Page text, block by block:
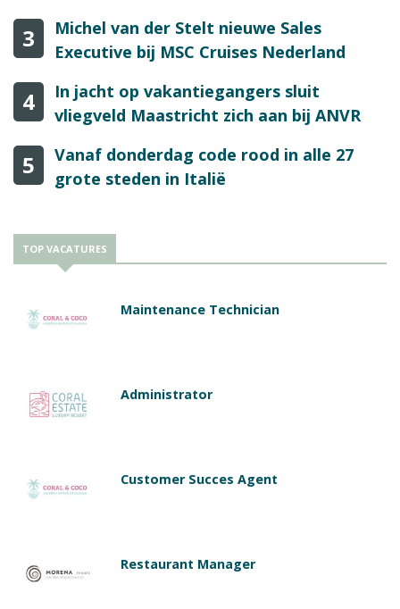
3
Michel van der Stelt nieuwe Sales
Executive bij MSC Cruises Nederland
4
In jacht op vakantiegangers sluit
vliegveld Maastricht zich aan bij ANVR
5
Vanaf donderdag code rood in alle 27
grote steden in Italië
TOP VACATURES
Maintenance Technician
Administrator
Customer Succes Agent
Restaurant Manager